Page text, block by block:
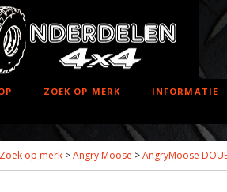
ZOEK OP MERK INFORMATIE
Zoek op merk >Angry Moose >AngryMoose